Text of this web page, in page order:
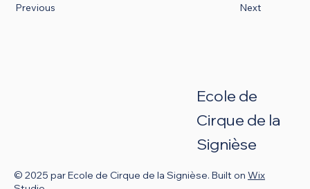
Previous Next
Ecole de
Cirque de la
Signièse
© 2025 par Ecole de Cirque de la Signièse. Built on Wix